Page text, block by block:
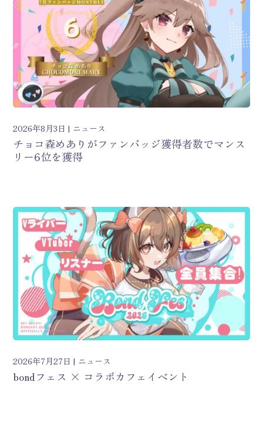
2026年8月3日 ニュース
チョコ森めありがファンバッジ獲得者数でマンス
リー6位を獲得
2026年7月27日 ニュース
bondフェス × コラボカフェイベント